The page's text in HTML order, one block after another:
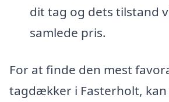
dit tag og dets tilstand
samlede pris.
For at finde den mest
tagdækker i Fasterholt,